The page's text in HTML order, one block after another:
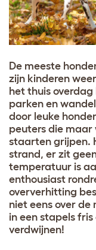
De meeste
zijn kinderen
het thuis
parken en
door leuke
peuters die
staarten grijpen.
strand, er zit
temperatuur is
enthousiast
oververhitting
niet eens over de
in een stapels
verdwijnen!